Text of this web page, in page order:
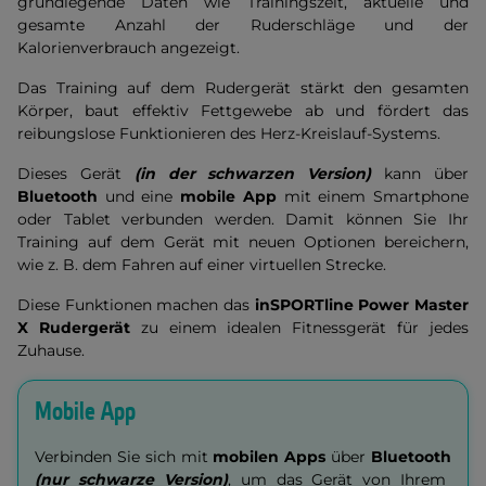
gesamte Anzahl der Ruderschläge und der
Kalorienverbrauch angezeigt.
Das Training auf dem Rudergerät stärkt den gesamten
Körper, baut effektiv Fettgewebe ab und fördert das
reibungslose Funktionieren des Herz-Kreislauf-Systems.
Dieses Gerät (in der schwarzen Version)kann über
Bluetooth und eine mobile App mit einem Smartphone
oder Tablet verbunden werden. Damit können Sie Ihr
Training auf dem Gerät mit neuen Optionen bereichern,
wie z. B. dem Fahren auf einer virtuellen Strecke.
Diese Funktionen machen das inSPORTline Power Master
X Rudergerät zu einem idealen Fitnessgerät für jedes
Zuhause.
Mobile App
Verbinden Sie sich mit mobilen Apps über Bluetooth
(nur schwarze Version), um das Gerät von Ihrem